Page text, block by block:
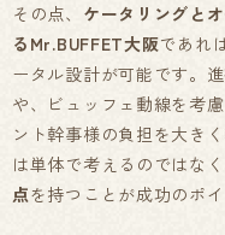
その点、 ケータリングと
るMr.BUFFET大阪であれ
ータル設計が可能です。
や、ビュッフェ動線を考
ント幹事様の負担を大き
は単体で考えるのではなく
点を持つことが成功のポイ